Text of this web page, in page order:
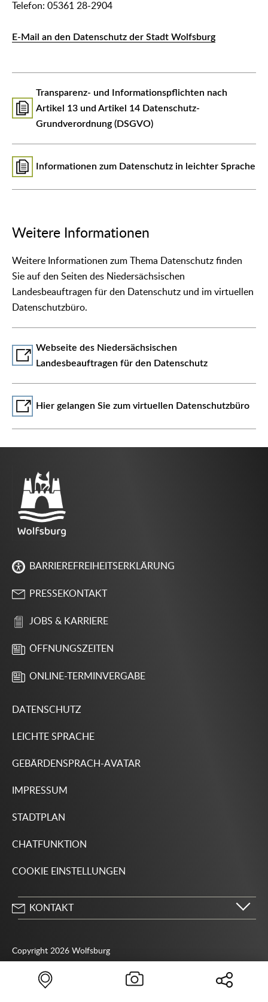
Telefon: 05361 28-2904
E-Mail an den Datenschutz der Stadt Wolfsburg
Transparenz- und Informationspflichten nach
Artikel 13 und Artikel 14 Datenschutz-
Grundverordnung (DSGVO)
Informationen zum Datenschutz in leichter Sprache
Weitere Informationen
Weitere Informationen zum Thema Datenschutz finden
Sie auf den Seiten des Niedersächsischen
Landesbeauftragen für den Datenschutz und im virtuellen
Datenschutzbüro.
Webseite des Niedersächsischen
Landesbeauftragen für den Datenschutz
Hier gelangen Sie zum virtuellen Datenschutzbüro
BARRIEREFREIHEITSERKLÄRUNG
PRESSEKONTAKT
JOBS & KARRIERE
ÖFFNUNGSZEITEN
ONLINE-TERMINVERGABE
DATENSCHUTZ
LEICHTE SPRACHE
GEBÄRDENSPRACH-AVATAR
IMPRESSUM
STADTPLAN
CHATFUNKTION
COOKIE EINSTELLUNGEN
KONTAKT
38440 Wolfsburg
05361 28-1234
Copyright 2026 Wolfsburg